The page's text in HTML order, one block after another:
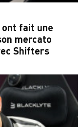
fait une
mercato
Shifters